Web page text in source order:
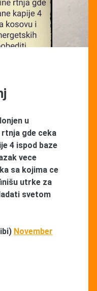
u
rtnja gde ceka
4 ispod baze
vece
sa kojima ce
utrke za
svetom
November